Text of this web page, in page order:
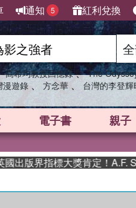
通知 5 紅利兌換
高希均教授回憶錄 、 The
漫遊錄 、 方念華 、 台灣的李登輝
電子書 親子
標大獎肯定！A.F. Steadman